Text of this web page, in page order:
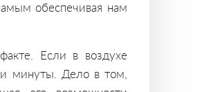
обеспечивая нам
Если в воздухе
минуты. Дело в том,